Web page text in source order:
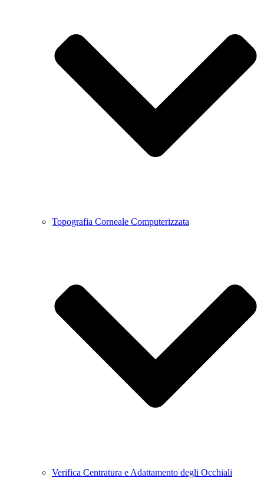
Topografia Corneale Computerizzata
Verifica Centratura e Adattamento degli Occhiali